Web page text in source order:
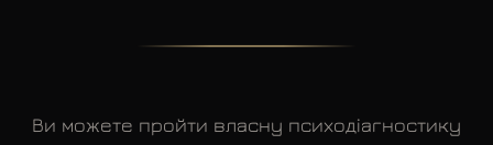
Ви можете пройти власну психодіагностику